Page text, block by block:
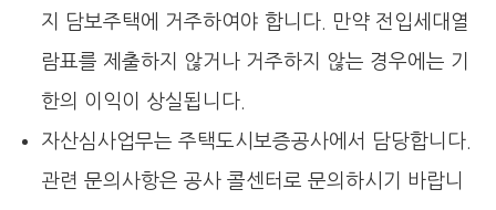
지 담보주택에 거주하여야 합니다. 만약 전입세대열
람표를 제출하지 않거나 거주하지 않는 경우에는 기
한의 이익이 상실됩니다.
자산심사업무는 주택도시보증공사에서 담당합니다.
관련 문의사항은 공사 콜센터로 문의하시기 바랍니